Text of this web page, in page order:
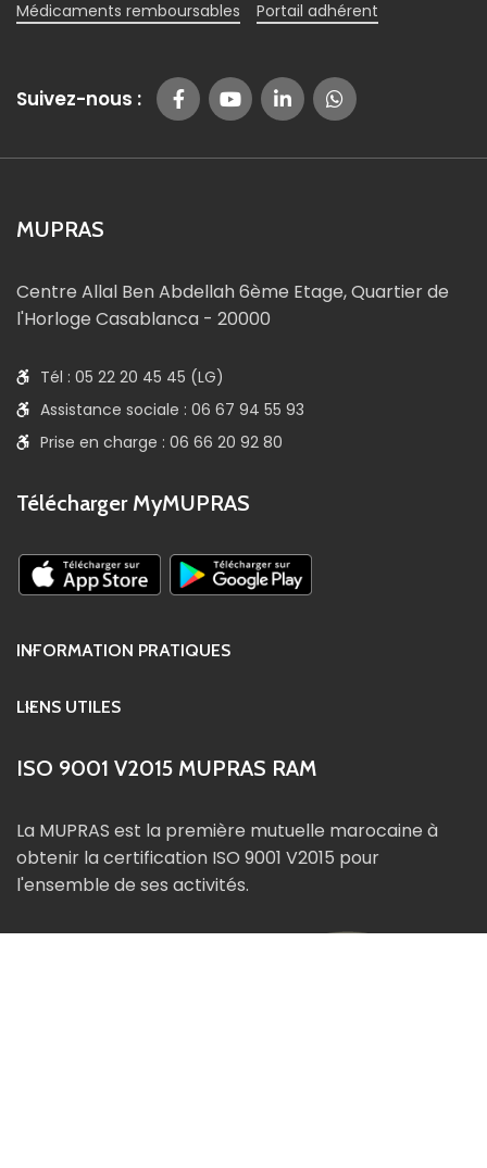
Médicaments remboursables
Portail adhérent
Suivez-nous :
MUPRAS
Centre Allal Ben Abdellah 6ème Etage, Quartier de
l'Horloge Casablanca - 20000
Tél : 05 22 20 45 45 (LG)
Assistance sociale : 06 67 94 55 93
Prise en charge : 06 66 20 92 80
Télécharger MyMUPRAS
INFORMATION PRATIQUES
LIENS UTILES
ISO 9001 V2015 MUPRAS RAM
La MUPRAS est la première mutuelle marocaine à
obtenir la certification ISO 9001 V2015 pour
l'ensemble de ses activités.